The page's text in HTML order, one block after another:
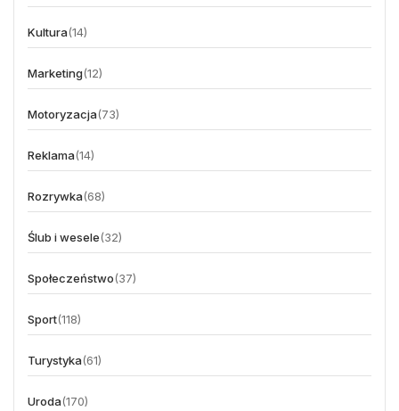
Kultura(14)
Marketing(12)
Motoryzacja(73)
Reklama(14)
Rozrywka(68)
Ślub i wesele(32)
Społeczeństwo(37)
Sport(118)
Turystyka(61)
Uroda(170)